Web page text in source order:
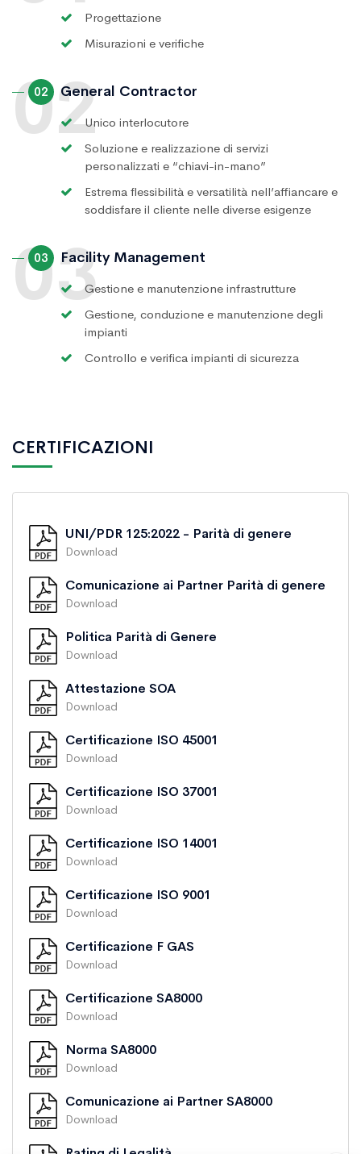
Progettazione
Misurazioni e verifiche
02 General Contractor
Unico interlocutore
Soluzione e realizzazione di servizi
personalizzati e “chiavi-in-mano”
Estrema flessibilità e versatilità nell’affiancare e
soddisfare il cliente nelle diverse esigenze
03 Facility Management
Gestione e manutenzione infrastrutture
Gestione, conduzione e manutenzione degli
impianti
Controllo e verifica impianti di sicurezza
CERTIFICAZIONI
UNI/PDR 125:2022 - Parità di genere
Download
Comunicazione ai Partner Parità di genere
Download
Politica Parità di Genere
Download
Attestazione SOA
Download
Certificazione ISO 45001
Download
Certificazione ISO 37001
Download
Certificazione ISO 14001
Download
Certificazione ISO 9001
Download
Certificazione F GAS
Download
Certificazione SA8000
Download
Norma SA8000
Download
Comunicazione ai Partner SA8000
Download